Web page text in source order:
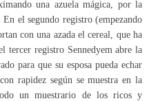
una azuela mágica, por la
el segundo registro (empezando
con una azada el cereal, que ha
tercer registro Sennedyem abre la
para que su esposa pueda echar
rapidez según se muestra en la
un muestrario de los ricos y